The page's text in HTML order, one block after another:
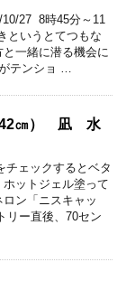
27 8時45分～11
というとてつもな
一緒に潜る機会に
テンショ …
42㎝） 凪 水
チェックするとベタ
ットジェル塗って
ン「ニスキャッ
リー直後、70セン